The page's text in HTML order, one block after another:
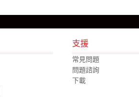
支援
常見問題
問題諮詢
下載